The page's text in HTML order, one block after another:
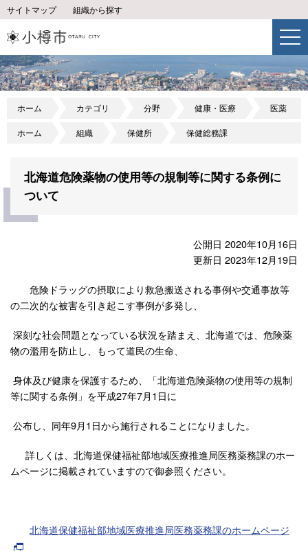
サイトマップ 組織から探す
ホーム カテゴリ 分野 健康・医療 医薬
ホーム 組織 保健所 保健総務課
北海道危険薬物の使用等の規制等に関する条例に
ついて
公開日 2020年10月16日
更新日 2023年12月19日
危険ドラッグの摂取により救急搬送される事例や交通事故等
の二次的な被害を引き起こす事例が多発し、
深刻な社会問題となっている状況を踏まえ、北海道では、危険薬
物の濫用を防止し、もって道民の生命、
身体及び健康を保護するため、「北海道危険薬物の使用等の規制
等に関する条例」を平成27年7月1日に
公布し、同年9月1日から施行されることになりました。
詳しくは、北海道保健福祉部地域医療推進局医務薬務課のホー
ムページに掲載されていますので御参照ください。
北海道保健福祉部地域医療推進局医務薬務課のホームページ